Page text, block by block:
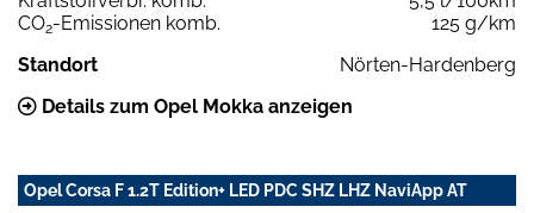
CO2-Emissionen komb.
125 g/km
Standort
Nörten-Hardenberg
Details zum Opel Mokka anzeigen
Opel Corsa F 1.2T Edition+ LED PDC SHZ LHZ NaviApp AT